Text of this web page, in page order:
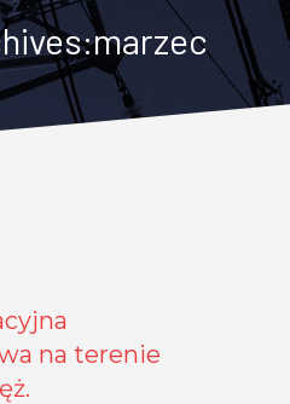
na terenie